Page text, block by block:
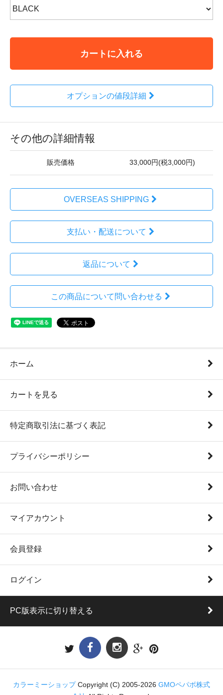
カートに入れる
オプションの値段詳細
その他の詳細情報
販売価格 33,000円(税3,000円)
OVERSEAS SHIPPING
支払い・配送について
返品について
この商品について問い合わせる
ホーム
カートを見る
特定商取引法に基づく表記
プライバシーポリシー
お問い合わせ
マイアカウント
会員登録
ログイン
PC版表示に切り替える
カラーミーショップ Copyright (C) 2005-2026 GMOペパボ株式